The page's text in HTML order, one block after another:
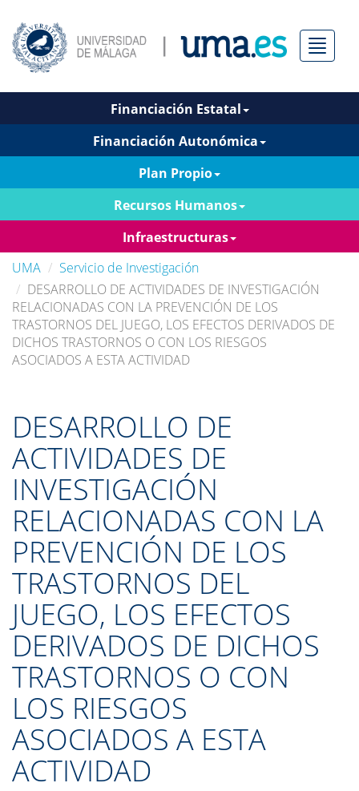
Menú
Financiación Estatal
Financiación Autonómica
Plan Propio
Recursos Humanos
Infraestructuras
UMA
Servicio de Investigación
DESARROLLO DE ACTIVIDADES DE INVESTIGACIÓN
RELACIONADAS CON LA PREVENCIÓN DE LOS
TRASTORNOS DEL JUEGO, LOS EFECTOS DERIVADOS DE
DICHOS TRASTORNOS O CON LOS RIESGOS
ASOCIADOS A ESTA ACTIVIDAD
DESARROLLO DE
ACTIVIDADES DE
INVESTIGACIÓN
RELACIONADAS CON LA
PREVENCIÓN DE LOS
TRASTORNOS DEL
JUEGO, LOS EFECTOS
DERIVADOS DE DICHOS
TRASTORNOS O CON
LOS RIESGOS
ASOCIADOS A ESTA
ACTIVIDAD